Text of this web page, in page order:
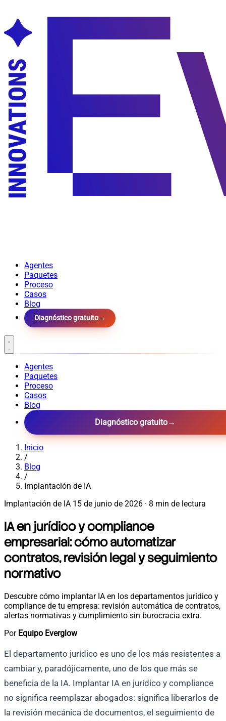
Agentes
Paquetes
Proceso
Casos
Blog
Diagnóstico gratuito→
Agentes
Paquetes
Proceso
Casos
Blog
Diagnóstico gratuito→
Inicio
/
Blog
/
Implantación de IA
Implantación de IA 15 de junio de 2026 · 8 min de lectura
IA en jurídico y compliance
empresarial: cómo automatizar
contratos, revisión legal y seguimiento
normativo
Descubre cómo implantar IA en los departamentos jurídico y
compliance de tu empresa: revisión automática de contratos,
alertas normativas y cumplimiento sin burocracia extra.
Por Equipo Everglow
El departamento jurídico es uno de los más resistentes a
cambiar y, paradójicamente, uno de los que más se
beneficia de la IA. Implantar IA en jurídico y compliance
no significa reemplazar abogados: significa liberarlos de
la revisión mecánica de documentos, el seguimiento de